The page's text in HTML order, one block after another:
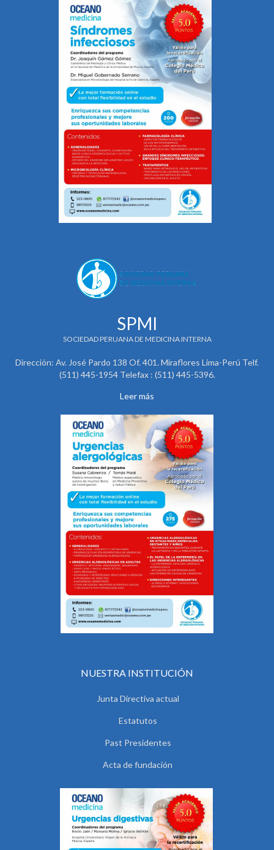
SPMI
SOCIEDAD PERUANA DE MEDICINA INTERNA
Dirección: Av. José Pardo 138 Of. 401. Miraflores Lima-Perú Telf.
(511) 445-1954 Telefax : (511) 445-5396.
Leer más
NUESTRA INSTITUCIÓN
Junta Directiva actual
Estatutos
Past Presidentes
Acta de fundación